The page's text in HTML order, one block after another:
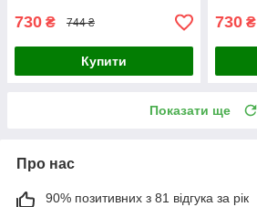
730 ₴ 744 ₴
Купити
730 ₴
Показати ще
Про нас
90% позитивних з 81 відгука за рік